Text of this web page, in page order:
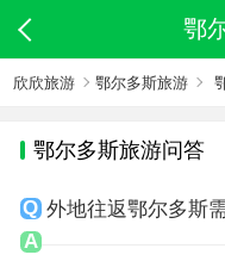
鄂
欣欣旅游 鄂尔多斯旅游
鄂尔多斯旅游问答
外地往返鄂尔多斯